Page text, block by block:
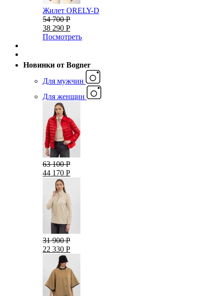
Жилет ORELY-D
54 700 Р
38 290 Р
Посмотреть
Новинки от Bogner
Для мужчин
Для женщин
63 100 Р
44 170 Р
31 900 Р
22 330 Р